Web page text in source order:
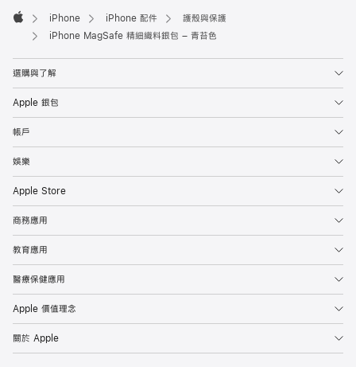
Apple
iPhone iPhone 配件
護殼與保護
iPhone MagSafe 精細織料銀包 – 青苔色
選購與了解
Apple 銀包
帳戶
娛樂
Apple Store
商務應用
教育應用
醫療保健應用
Apple 價值理念
關於 Apple